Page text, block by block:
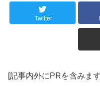
Twitter
[記事内外にPRを含みま